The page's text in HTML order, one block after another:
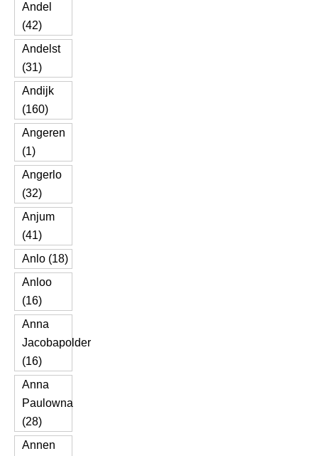
Andel
(42)
Andelst
(31)
Andijk
(160)
Angeren
(1)
Angerlo
(32)
Anjum
(41)
Anlo (18)
Anloo
(16)
Anna
Jacobapolder
(16)
Anna
Paulowna
(28)
Annen